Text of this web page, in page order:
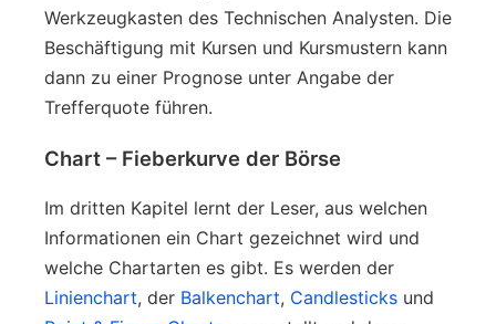
Werkzeugkasten des Technischen Analysten. Die
Beschäftigung mit Kursen und Kursmustern kann
dann zu einer Prognose unter Angabe der
Trefferquote führen.
Chart – Fieberkurve der Börse
Im dritten Kapitel lernt der Leser, aus welchen
Informationen ein Chart gezeichnet wird und
welche Chartarten es gibt. Es werden der
Linienchart, der Balkenchart, Candlesticks und